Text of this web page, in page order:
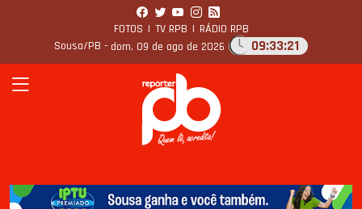
FOTOS | TV RPB | RÁDIO RPB
Sousa/PB - dom, 09 de ago de 2026 09:33:22